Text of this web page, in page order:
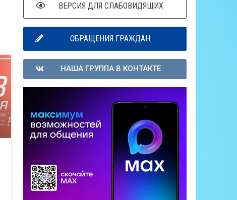
ВЕРСИЯ ДЛЯ СЛАБОВИДЯЩИХ
ОБРАЩЕНИЯ ГРАЖДАН
НАША ГРУППА В КОНТАКТЕ